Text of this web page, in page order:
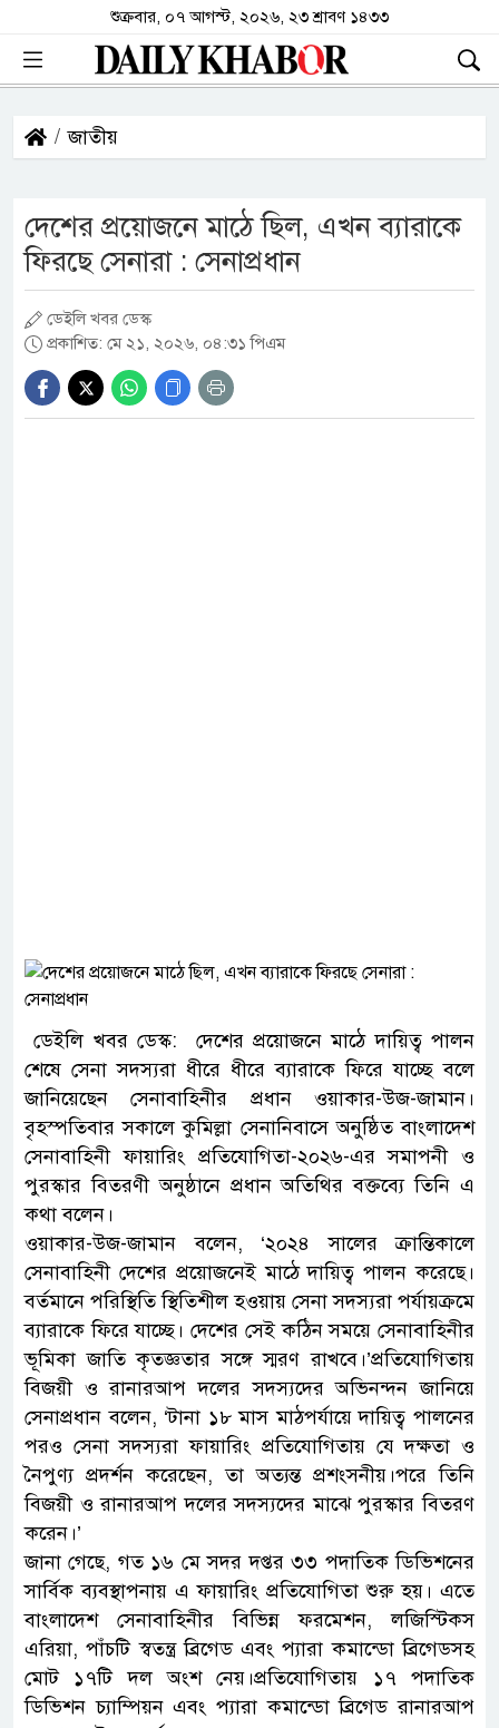
শুক্রবার, ০৭ আগস্ট, ২০২৬, ২৩ শ্রাবণ ১৪৩৩
জাতীয়
দেশের প্রয়োজনে মাঠে ছিল, এখন ব্যারাকে
ফিরছে সেনারা : সেনাপ্রধান
ডেইলি খবর ডেস্ক
প্রকাশিত: মে ২১, ২০২৬, ০৪:৩১ পিএম
ডেইলি খবর ডেস্ক: দেশের প্রয়োজনে মাঠে দায়িত্ব পালন
শেষে সেনা সদস্যরা ধীরে ধীরে ব্যারাকে ফিরে যাচ্ছে বলে
জানিয়েছেন সেনাবাহিনীর প্রধান ওয়াকার-উজ-জামান।
বৃহস্পতিবার সকালে কুমিল্লা সেনানিবাসে অনুষ্ঠিত বাংলাদেশ
সেনাবাহিনী ফায়ারিং প্রতিযোগিতা-২০২৬-এর সমাপনী ও
পুরস্কার বিতরণী অনুষ্ঠানে প্রধান অতিথির বক্তব্যে তিনি এ
কথা বলেন।
ওয়াকার-উজ-জামান বলেন, ‘২০২৪ সালের ক্রান্তিকালে
সেনাবাহিনী দেশের প্রয়োজনেই মাঠে দায়িত্ব পালন করেছে।
বর্তমানে পরিস্থিতি স্থিতিশীল হওয়ায় সেনা সদস্যরা পর্যায়ক্রমে
ব্যারাকে ফিরে যাচ্ছে। দেশের সেই কঠিন সময়ে সেনাবাহিনীর
ভূমিকা জাতি কৃতজ্ঞতার সঙ্গে স্মরণ রাখবে।’প্রতিযোগিতায়
বিজয়ী ও রানারআপ দলের সদস্যদের অভিনন্দন জানিয়ে
সেনাপ্রধান বলেন, ‘টানা ১৮ মাস মাঠপর্যায়ে দায়িত্ব পালনের
পরও সেনা সদস্যরা ফায়ারিং প্রতিযোগিতায় যে দক্ষতা ও
নৈপুণ্য প্রদর্শন করেছেন, তা অত্যন্ত প্রশংসনীয়।পরে তিনি
বিজয়ী ও রানারআপ দলের সদস্যদের মাঝে পুরস্কার বিতরণ
করেন।’
জানা গেছে, গত ১৬ মে সদর দপ্তর ৩৩ পদাতিক ডিভিশনের
সার্বিক ব্যবস্থাপনায় এ ফায়ারিং প্রতিযোগিতা শুরু হয়। এতে
বাংলাদেশ সেনাবাহিনীর বিভিন্ন ফরমেশন, লজিস্টিকস
এরিয়া, পাঁচটি স্বতন্ত্র ব্রিগেড এবং প্যারা কমান্ডো ব্রিগেডসহ
মোট ১৭টি দল অংশ নেয়।প্রতিযোগিতায় ১৭ পদাতিক
ডিভিশন চ্যাম্পিয়ন এবং প্যারা কমান্ডো ব্রিগেড রানারআপ